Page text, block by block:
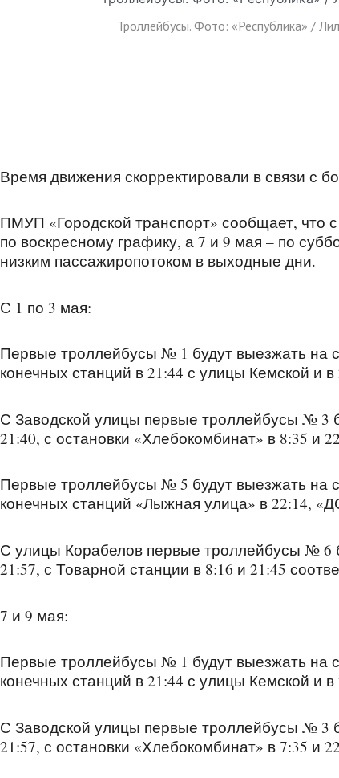
Троллейбусы. Фото: «Республика» /
Время движения скорректировали в связи с
ПМУП «Городской транспорт» сообщает, что
по воскресному графику, а 7 и 9 мая – по
низким пассажиропотоком в выходные дни.
С 1 по 3 мая:
Первые троллейбусы № 1 будут выезжать на
конечных станций в 21:44 с улицы Кемской и
С Заводской улицы первые троллейбусы № 3
21:40, с остановки «Хлебокомбинат» в 8:35 и
Первые троллейбусы № 5 будут выезжать на
конечных станций «Лыжная улица» в 22:14,
С улицы Корабелов первые троллейбусы № 6
21:57, с Товарной станции в 8:16 и 21:45
7 и 9 мая:
Первые троллейбусы № 1 будут выезжать на
конечных станций в 21:44 с улицы Кемской и
С Заводской улицы первые троллейбусы № 3
21:57, с остановки «Хлебокомбинат» в 7:35 и